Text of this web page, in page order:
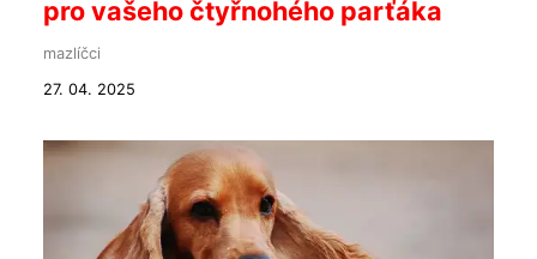
pro vašeho čtyřnohého parťáka
mazlíčci
27. 04. 2025